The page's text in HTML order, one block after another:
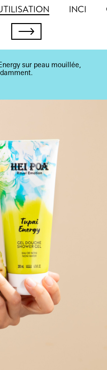
INCI
sur peau mouillée,